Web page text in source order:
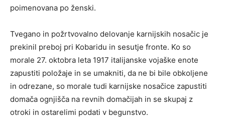
poimenovana po ženski.
Tvegano in požrtvovalno delovanje karnijskih nosačic je
prekinil preboj pri Kobaridu in sesutje fronte. Ko so
morale 27. oktobra leta 1917 italijanske vojaške enote
zapustiti položaje in se umakniti, da ne bi bile obkoljene
in odrezane, so morale tudi karnijske nosačice zapustiti
domača ognjišča na revnih domačijah in se skupaj z
otroki in ostarelimi podati v begunstvo.